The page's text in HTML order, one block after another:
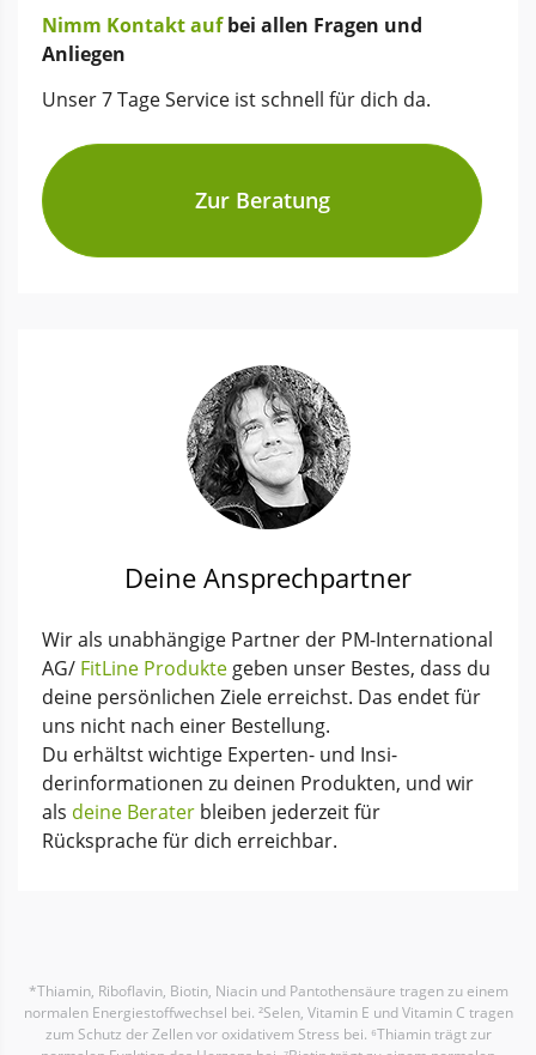
Nimm Kontakt aufbei allen Fragen und
Anliegen
Unser 7 Tage Service ist schnell für dich da.
Zur Beratung
Deine Ansprechpartner
Wir als unabhängige Partner der PM-International
AG/ FitLine Produkte geben unser Bestes, dass du
deine per­sönlichen Ziele erreichst. Das endet für
uns nicht nach einer Bestellung.
Du erhältst wichtige Experten- und Insi­
derinforma­tionen zu deinen Produkten, und wir
als deine Berater bleiben jeder­zeit für
Rücksprache für dich erreichbar.
*Thiamin, Riboflavin, Biotin, Niacin und Pantothensäure tragen zu einem
normalen Energiestoffwechsel bei. ²Selen, Vitamin E und Vitamin C tragen
zum Schutz der Zellen vor oxidativem Stress bei. ⁶Thiamin trägt zur